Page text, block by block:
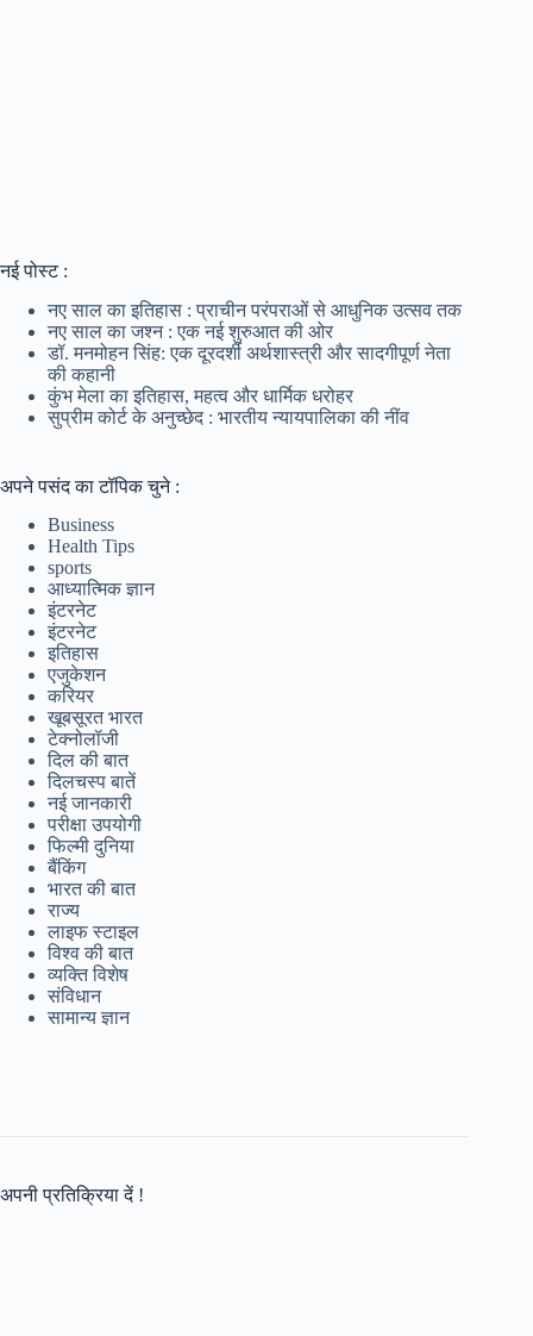
नई पोस्ट :
नए साल का इतिहास : प्राचीन परंपराओं से आधुनिक उत्सव तक
नए साल का जश्न : एक नई शुरुआत की ओर
डॉ. मनमोहन सिंह: एक दूरदर्शी अर्थशास्त्री और सादगीपूर्ण नेता
की कहानी
कुंभ मेला का इतिहास, महत्व और धार्मिक धरोहर
सुप्रीम कोर्ट के अनुच्छेद : भारतीय न्यायपालिका की नींव
अपने पसंद का टॉपिक चुने :
Business
Health Tips
sports
आध्यात्मिक ज्ञान
इंटरनेट
इंटरनेट
इतिहास
एजुकेशन
करियर
खूबसूरत भारत
टेक्नोलॉजी
दिल की बात
दिलचस्प बातें
नई जानकारी
परीक्षा उपयोगी
फिल्मी दुनिया
बैंकिंग
भारत की बात
राज्य
लाइफ स्टाइल
विश्व की बात
व्यक्ति विशेष
संविधान
सामान्य ज्ञान
अपनी प्रतिक्रिया दें !